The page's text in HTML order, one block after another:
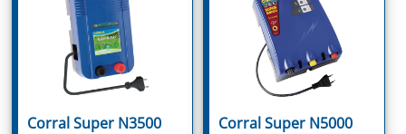
Corral Super N3500
Corral Super N5000